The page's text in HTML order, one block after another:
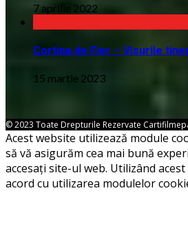
7 aprilie 2022
Cortina de Fier – Visurile
15 martie 2023
© 2023 Toate Drepturile Rezervate
Acest website utilizează module
să vă asigurăm cea mai bună
accesați site-ul web. Utilizând
acord cu utilizarea modulelor